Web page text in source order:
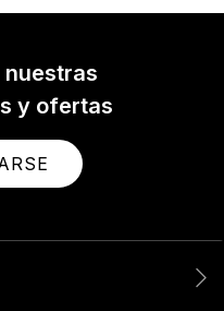
y ofertas